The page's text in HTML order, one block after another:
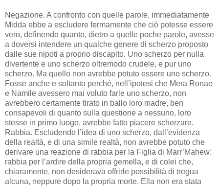
Negazione. A confronto con quelle parole, immediatamente
Midda ebbe a escludere fermamente che ciò potesse essere
vero, definendo quanto, dietro a quelle poche parole, avesse
a doversi intendere un qualche genere di scherzo proposto
dalle sue nipoti a proprio discapito. Uno scherzo per nulla
divertente e uno scherzo oltremodo crudele, e pur uno
scherzo. Ma quello non avrebbe potuto essere uno scherzo.
Fosse anche e soltanto perché, nell’ipotesi che Mera Ronae
e Namile avessero mai voluto farle uno scherzo, non
avrebbero certamente tirato in ballo loro madre, ben
consapevoli di quanto sulla questione a nessuno, loro
stesse in primo luogo, avrebbe fatto piacere scherzare.
Rabbia. Escludendo l’idea di uno scherzo, dall’evidenza
della realtà, e di una simile realtà, non avrebbe potuto che
derivare una reazione di rabbia per la Figlia di Marr’Mahew:
rabbia per l’ardire della propria gemella, e di colei che,
chiaramente, non desiderava offrirle possibilità di tregua
alcuna, neppure dopo la propria morte. Ella non era stata